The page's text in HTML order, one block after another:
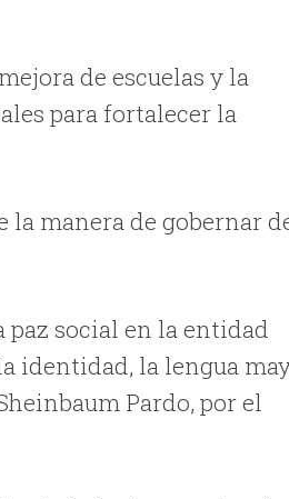
de escuelas y la
para fortalecer la
la manera de gobernar
social en la entidad
identidad, la lengua
Pardo, por el